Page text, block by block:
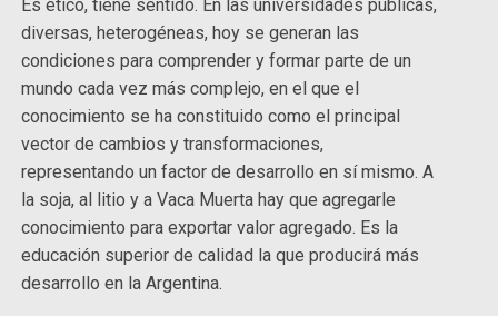
Es ético, tiene sentido. En las universidades públicas,
diversas, heterogéneas, hoy se generan las
condiciones para comprender y formar parte de un
mundo cada vez más complejo, en el que el
conocimiento se ha constituido como el principal
vector de cambios y transformaciones,
representando un factor de desarrollo en sí mismo. A
la soja, al litio y a Vaca Muerta hay que agregarle
conocimiento para exportar valor agregado. Es la
educación superior de calidad la que producirá más
desarrollo en la Argentina.